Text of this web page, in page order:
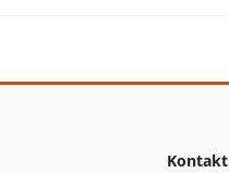
Kontakt